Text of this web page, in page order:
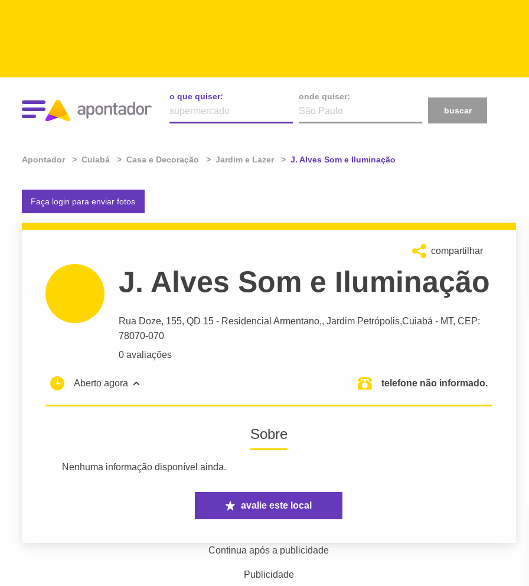
o que quiser:
onde quiser:
buscar
Apontador Cuiabá Casa e Decoração Jardim e Lazer Atual:
J. Alves Som e Iluminação
Faça login para enviar fotos
compartilhar
J. Alves Som e Iluminação
Rua Doze, 155, QD 15 - Residencial Armentano,, Jardim Petrópolis,Cuiabá - MT, CEP:
78070-070
0 avaliações
Aberto agora telefone não informado.
Sobre
Nenhuma informação disponível ainda.
avalie este local
Continua após a publicidade
Publicidade